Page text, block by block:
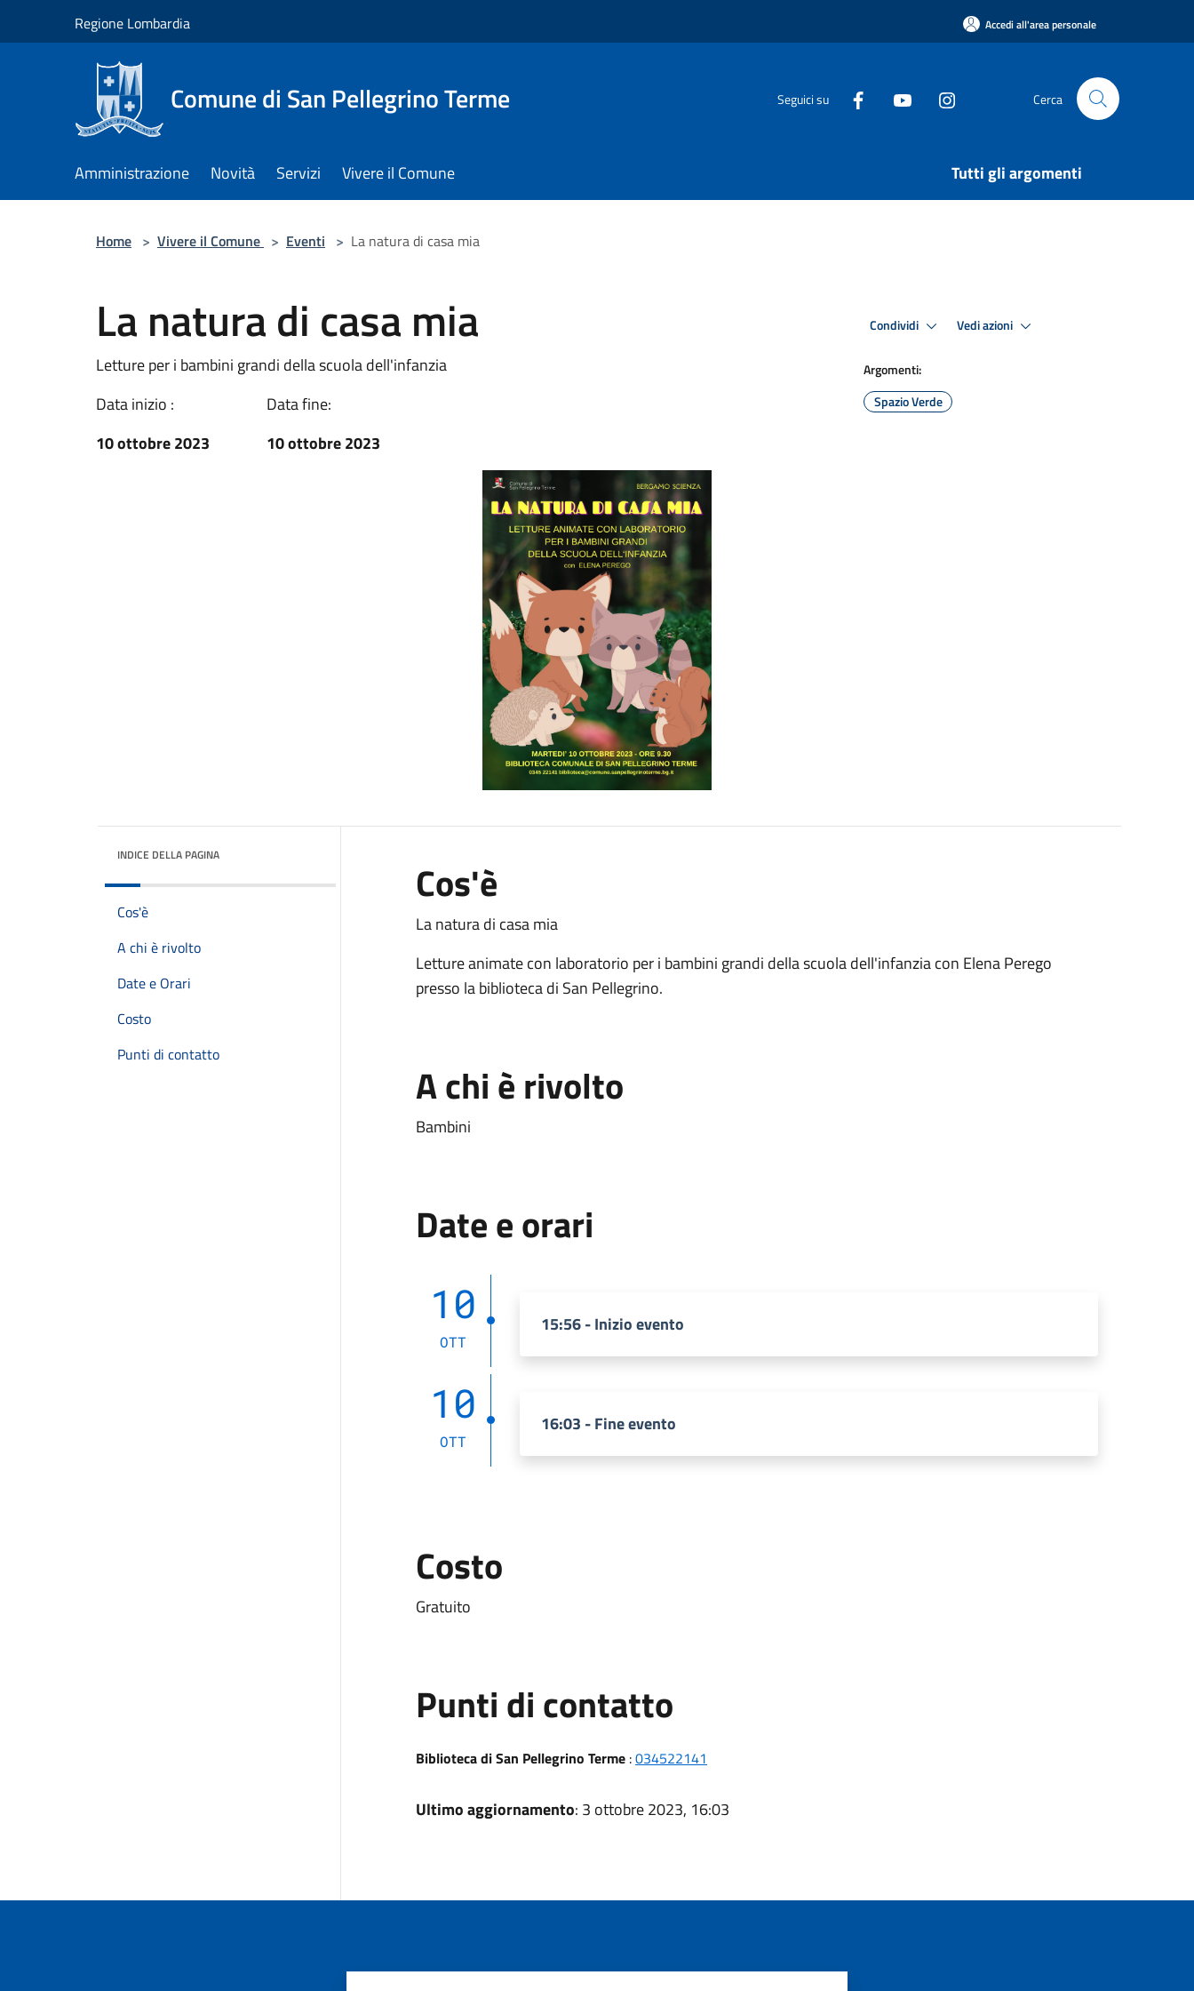
Regione Lombardia Accedi all'area personale
Comune di San Pellegrino Terme Seguici su Cerca
Amministrazione Novità Servizi Vivere il Comune Tutti gli argomenti
Home > Vivere il Comune > Eventi > La natura di casa mia
La natura di casa mia
Letture per i bambini grandi della scuola dell'infanzia
Data inizio :
10 ottobre 2023
Data fine:
10 ottobre 2023
Condividi Vedi azioni
Argomenti:
Spazio Verde
INDICE DELLA PAGINA
Cos'è
A chi è rivolto
Date e Orari
Costo
Punti di contatto
Cos'è
La natura di casa mia
Letture animate con laboratorio per i bambini grandi della scuola dell'infanzia con Elena Perego
presso la biblioteca di San Pellegrino.
A chi è rivolto
Bambini
Date e orari
10
OTT
15:56 - Inizio evento
10
OTT
16:03 - Fine evento
Costo
Gratuito
Punti di contatto
Biblioteca di San Pellegrino Terme:034522141
Ultimo aggiornamento: 3 ottobre 2023, 16:03